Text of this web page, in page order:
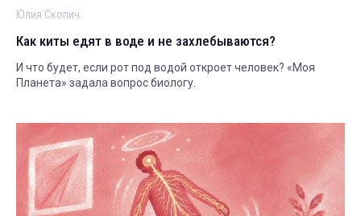
Юлия Скопич
Как киты едят в воде и не захлебываются?
И что будет, если рот под водой откроет человек? «Моя
Планета» задала вопрос биологу.